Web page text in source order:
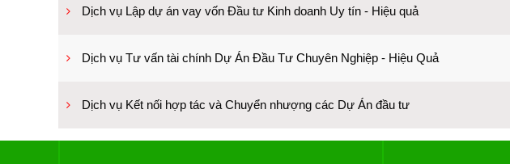
Dịch vụ Lập dự án vay vốn Đầu tư Kinh doanh Uy tín - Hiệu quả
Dịch vụ Tư vấn tài chính Dự Án Đầu Tư Chuyên Nghiệp - Hiệu Quả
Dịch vụ Kết nối hợp tác và Chuyển nhượng các Dự Án đầu tư